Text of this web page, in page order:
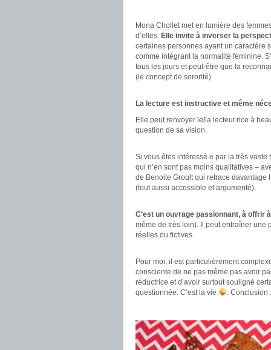
Mona Chollet met en lumière des
d’elles. Elle invite à inverser la
certaines personnes ayant un caractère
comme intégrant la normalité féminine.
tous les jours et peut-être que la
(le concept de sororité).
La lecture est instructive et même
Elle peut renvoyer le/la lecteur.rice à
question de sa vision.
Si vous êtes intéressé.e par la très
qui n’en sont pas moins qualitatives –
de Benoite Groult qui retrace davantage
(tout aussi accessible et argumenté).
C’est un ouvrage passionnant, à offrir
même de très loin). Il peut entraîner une
réelles ou fictives.
Pour moi, il est particulièrement
consciente de ne pas même pas avoir
réductrice et d’avoir surtout souligné
questionnée. C’est la vie
. Conclusion